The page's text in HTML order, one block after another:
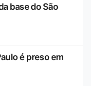
base do São
é preso em